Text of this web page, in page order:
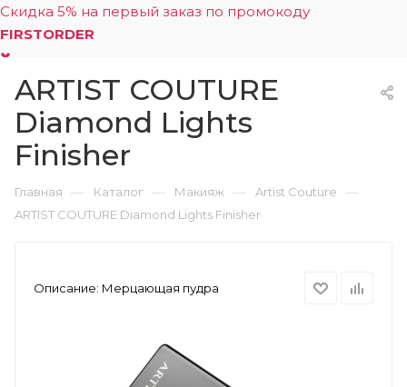
Скидка 5% на первый заказ по промокоду
FIRSTORDER
0
ARTIST COUTURE
Diamond Lights
Finisher
Главная — Каталог — Макияж — Artist Couture —
ARTIST COUTURE Diamond Lights Finisher
Описание: Мерцающая пудра